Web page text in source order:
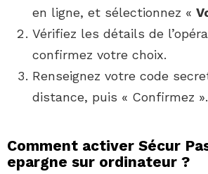
en ligne, et sélectionnez «
Vérifiez les détails de
confirmez votre choix.
Renseignez votre code
distance, puis « Confirmez ».
Comment activer Sécur
epargne sur ordinateur ?